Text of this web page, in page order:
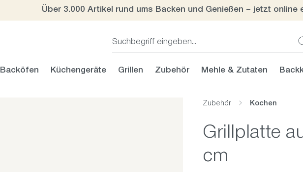
Über 3.000 Artikel rund ums Backen und Genießen – jetzt online
Backöfen Küchengeräte Grillen Zubehör Mehle & Zutaten
Zubehör Kochen
Grillplatte
cm